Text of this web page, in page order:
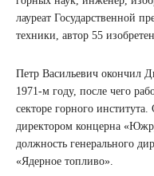
лауреат Государственной
техники, автор 55
Петр Васильевич окончил
1971-м году, после чего
секторе горного
директором концерна
должность генерального
«Ядерное топливо».